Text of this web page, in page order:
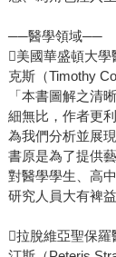
──醫學領域──
美國華盛頓大學
克斯（Timothy
「本書圖解之清
細無比，作者更
為我們分析並展
書原是為了提供
對醫學學生、高
研究人員大有裨益
拉脫維亞聖保羅